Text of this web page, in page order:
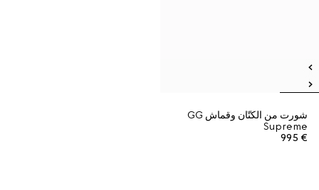
شورت من الكتّان وقماش GG
Supreme
€ 995